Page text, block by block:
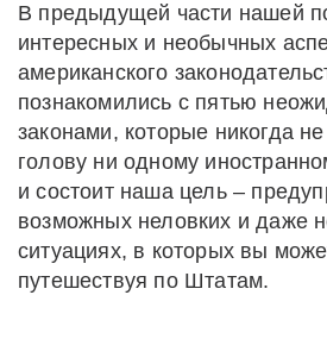
В предыдущей части нашей
интересных и необычных
американского
познакомились с пятью
законами, которые никогда
голову ни одному
и состоит наша цель –
возможных неловких и даже
ситуациях, в которых вы
путешествуя по Штатам.